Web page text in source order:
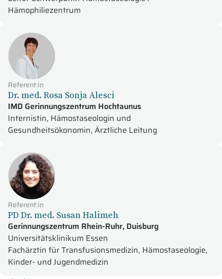
Hämophiliezentrum
Referent:in
Dr. med. Rosa Sonja Alesci
IMD Gerinnungszentrum Hochtaunus
Internistin, Hämostaseologin und
Gesundheitsökonomin, Ärztliche Leitung
Referent:in
PD Dr. med. Susan Halimeh
Gerinnungszentrum Rhein-Ruhr, Duisburg
Universitätsklinikum Essen
Fachärztin für Transfusionsmedizin, Hämostaseologie,
Kinder- und Jugendmedizin